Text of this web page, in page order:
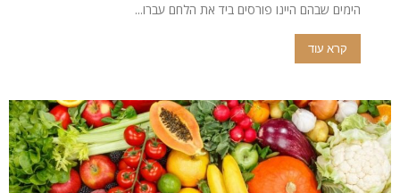
הימים שבהם היינו פורסים ביד את הלחם עברו...
קרא עוד